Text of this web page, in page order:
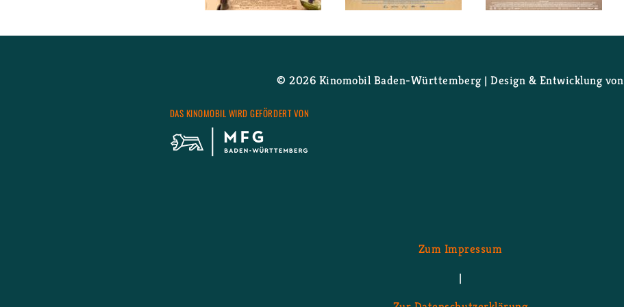
© 2026 Ki­no­mo­bil Ba­den-Würt­tem­berg | De­sign & Ent­wick­lung von
DAS KI­NO­MO­BIL WIRD GE­FÖR­DERT VON
Zum Im­pres­sum
|